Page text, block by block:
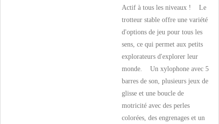
Actif à tous les niveaux ! Le
trotteur stable offre une variété
d'options de jeu pour tous les
sens, ce qui permet aux petits
explorateurs d'explorer leur
monde. Un xylophone avec 5
barres de son, plusieurs jeux de
glisse et une boucle de
motricité avec des perles
colorées, des engrenages et un